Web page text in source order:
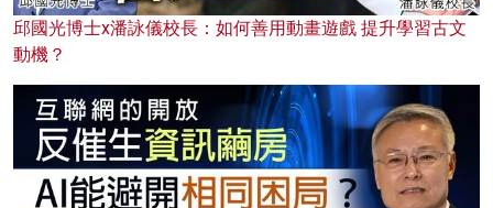
邱國光博士x潘詠儀校長：如何善用動畫遊戲 提升學習古文
動機？